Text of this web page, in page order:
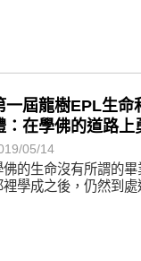
一屆龍樹EPL生命
：在學佛的道路上
05/14
佛的生命沒有所謂的
裡學成之後，仍然到處